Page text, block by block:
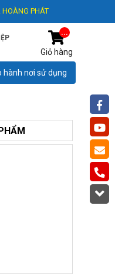
PHÁT
...
Giỏ hàng
hành nơi sử dụng